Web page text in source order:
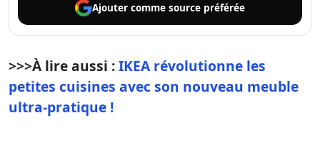
Ajouter comme source préférée
>>>À lire aussi :IKEA révolutionne les
petites cuisines avec son nouveau meuble
ultra-pratique !